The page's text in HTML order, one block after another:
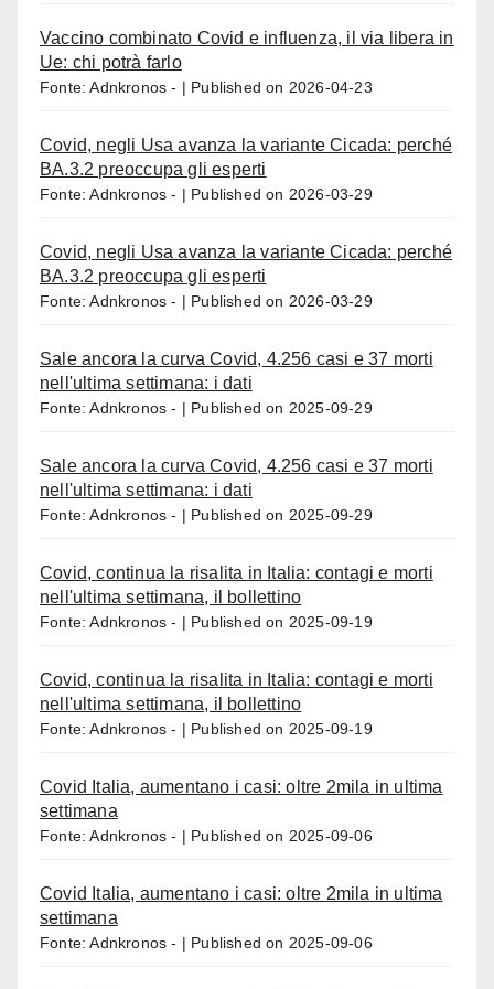
Vaccino combinato Covid e influenza, il via libera in
Ue: chi potrà farlo
Fonte: Adnkronos - Published on 2026-04-23
Covid, negli Usa avanza la variante Cicada: perché
BA.3.2 preoccupa gli esperti
Fonte: Adnkronos - Published on 2026-03-29
Covid, negli Usa avanza la variante Cicada: perché
BA.3.2 preoccupa gli esperti
Fonte: Adnkronos - Published on 2026-03-29
Sale ancora la curva Covid, 4.256 casi e 37 morti
nell'ultima settimana: i dati
Fonte: Adnkronos - Published on 2025-09-29
Sale ancora la curva Covid, 4.256 casi e 37 morti
nell'ultima settimana: i dati
Fonte: Adnkronos - Published on 2025-09-29
Covid, continua la risalita in Italia: contagi e morti
nell'ultima settimana, il bollettino
Fonte: Adnkronos - Published on 2025-09-19
Covid, continua la risalita in Italia: contagi e morti
nell'ultima settimana, il bollettino
Fonte: Adnkronos - Published on 2025-09-19
Covid Italia, aumentano i casi: oltre 2mila in ultima
settimana
Fonte: Adnkronos - Published on 2025-09-06
Covid Italia, aumentano i casi: oltre 2mila in ultima
settimana
Fonte: Adnkronos - Published on 2025-09-06